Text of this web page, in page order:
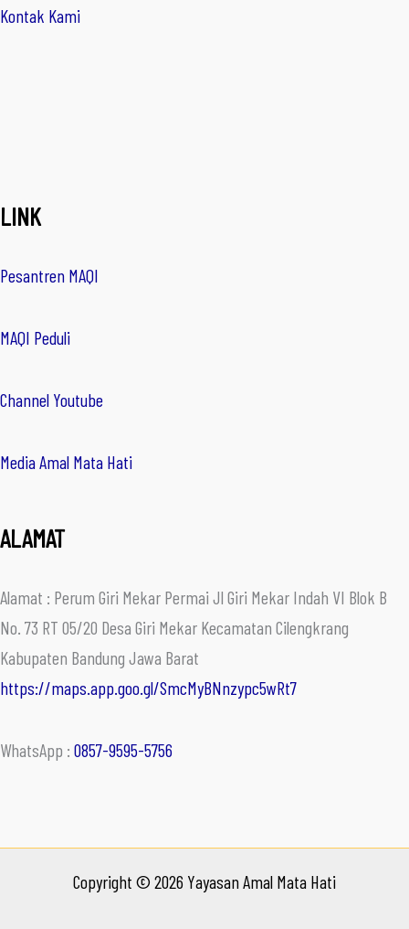
Kontak Kami
LINK
Pesantren MAQI
MAQI Peduli
Channel Youtube
Media Amal Mata Hati
ALAMAT
Alamat : Perum Giri Mekar Permai Jl Giri Mekar Indah VI Blok B
No. 73 RT 05/20 Desa Giri Mekar Kecamatan Cilengkrang
Kabupaten Bandung Jawa Barat
https://maps.app.goo.gl/SmcMyBNnzypc5wRt7
WhatsApp : 0857-9595-5756
Copyright © 2026 Yayasan Amal Mata Hati